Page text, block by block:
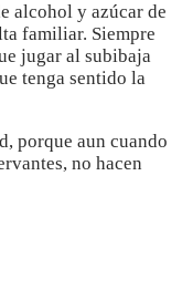
alcohol y azúcar de
familiar. Siempre
jugar al subibaja
tenga sentido la
porque aun cuando
no hacen